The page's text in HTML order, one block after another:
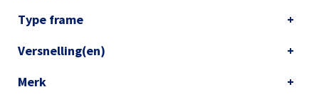
Type frame
Versnelling(en)
Merk